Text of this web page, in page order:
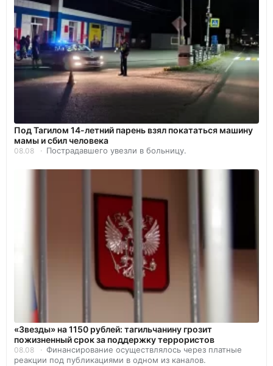
Под Тагилом 14-летний парень взял покататься машину
мамы и сбил человека
08.08 Пострадавшего увезли в больницу.
«Звезды» на 1150 рублей: тагильчанину грозит
пожизненный срок за поддержку террористов
08.08
Финансирование осуществлялось через платные
реакции под публикациями в одном из каналов.